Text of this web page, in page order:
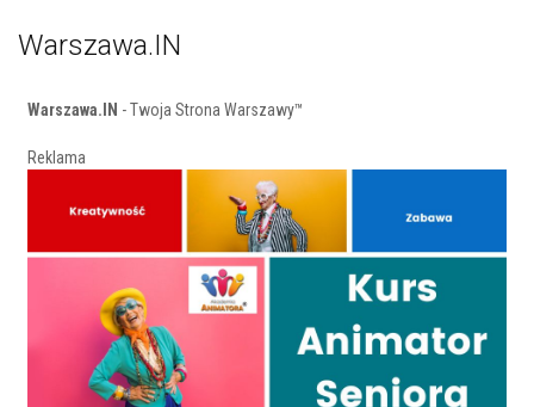
Warszawa.IN
Warszawa.IN - Twoja Strona Warszawy™
Reklama